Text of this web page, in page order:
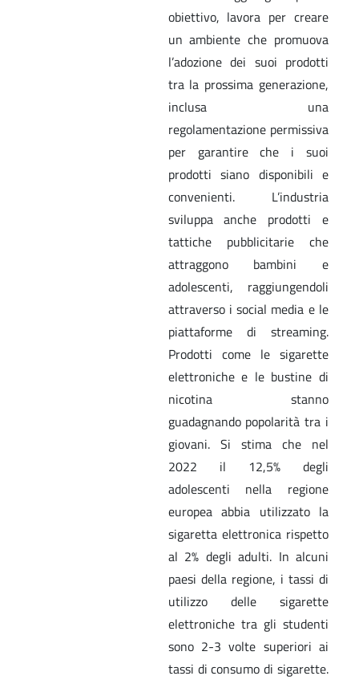
obiettivo, lavora per creare
un ambiente che promuova
l’adozione dei suoi prodotti
tra la prossima generazione,
inclusa una
regolamentazione permissiva
per garantire che i suoi
prodotti siano disponibili e
convenienti. L’industria
sviluppa anche prodotti e
tattiche pubblicitarie che
attraggono bambini e
adolescenti, raggiungendoli
attraverso i social media e le
piattaforme di streaming.
Prodotti come le sigarette
elettroniche e le bustine di
nicotina stanno
guadagnando popolarità tra i
giovani. Si stima che nel
2022 il 12,5% degli
adolescenti nella regione
europea abbia utilizzato la
sigaretta elettronica rispetto
al 2% degli adulti. In alcuni
paesi della regione, i tassi di
utilizzo delle sigarette
elettroniche tra gli studenti
sono 2-3 volte superiori ai
tassi di consumo di sigarette.